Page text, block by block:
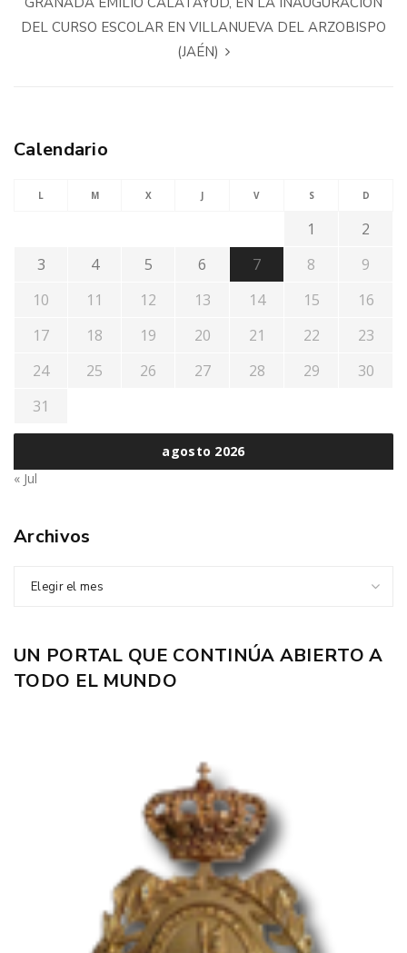
DEL CURSO ESCOLAR EN VILLANUEVA DEL ARZOBISPO
(JAÉN)
Calendario
agosto 2026
L M X J V S D
1
2
3
4 5 6 7 8
9
10
11 12 13 14 15
16
17
18 19 20 21 22
23
24
25 26 27 28 29
30
31
« Jul
Archivos
Elegir el mes
UN PORTAL QUE CONTINÚA ABIERTO A
TODO EL MUNDO